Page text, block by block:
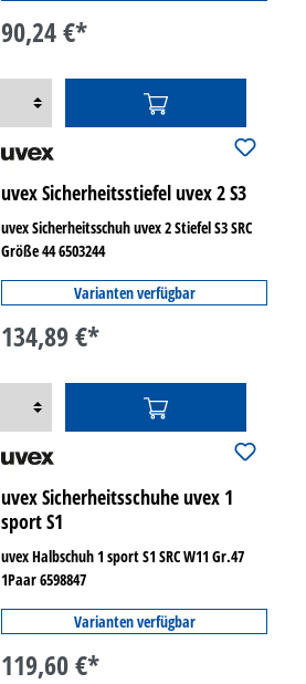
90,24 €*
uvex Sicherheitsstiefel uvex 2 S3
uvex Sicherheitsschuh uvex 2 Stiefel S3 SRC
Größe 44 6503244
Varianten verfügbar
134,89 €*
uvex Sicherheitsschuhe uvex 1
sport S1
uvex Halbschuh 1 sport S1 SRC W11 Gr.47
1Paar 6598847
Varianten verfügbar
119,60 €*